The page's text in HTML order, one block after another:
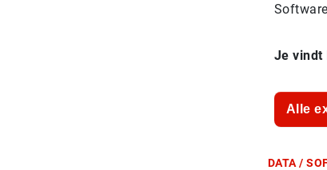
Je vindt
Alle
DATA /